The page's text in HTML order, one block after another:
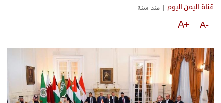
قناة اليمن اليوم | منذ سنة
A-
A+